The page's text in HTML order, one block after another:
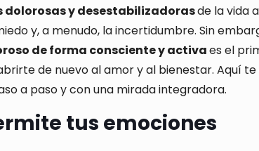
dolorosas y desestabilizadorasde la vida
y, a menudo, la incertidumbre. Sin
de forma consciente y activaes el
de nuevo al amor y al bienestar. Aquí
a paso y con una mirada integradora.
tus emociones